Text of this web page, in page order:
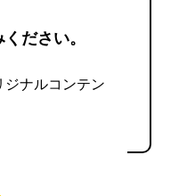
ださい。
ジナルコンテン